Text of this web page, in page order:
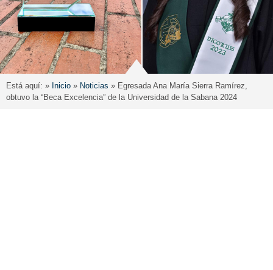
Está aquí: » Inicio » Noticias » Egresada Ana María Sierra Ramírez,
obtuvo la “Beca Excelencia” de la Universidad de la Sabana 2024